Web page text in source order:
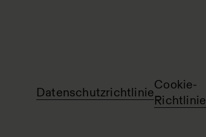
Datenschutzrichtlinie
Cookie-
Richtlinie